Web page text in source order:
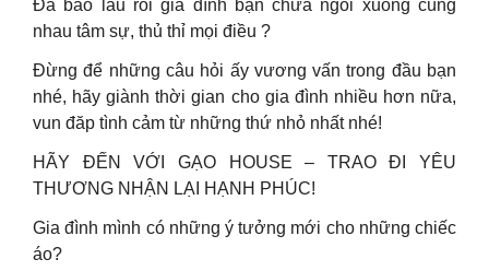
Đã bao lâu rồi gia đình bạn chưa ngồi xuống cùng
nhau tâm sự, thủ thỉ mọi điều ?
Đừng để những câu hỏi ấy vương vấn trong đầu bạn
nhé, hãy giành thời gian cho gia đình nhiều hơn nữa,
vun đăp tình cảm từ những thứ nhỏ nhất nhé!
HÃY ĐẾN VỚI GẠO HOUSE – TRAO ĐI YÊU
THƯƠNG NHẬN LẠI HẠNH PHÚC!
Gia đình mình có những ý tưởng mới cho những chiếc
áo?